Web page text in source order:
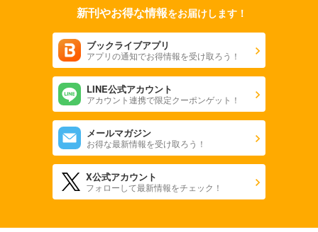
新刊やお得な情報をお届けします！
ブックライブアプリ
アプリの通知でお得情報を受け取ろう！
LINE公式アカウント
アカウント連携で限定クーポンゲット！
メールマガジン
お得な最新情報を受け取ろう！
X公式アカウント
フォローして最新情報をチェック！